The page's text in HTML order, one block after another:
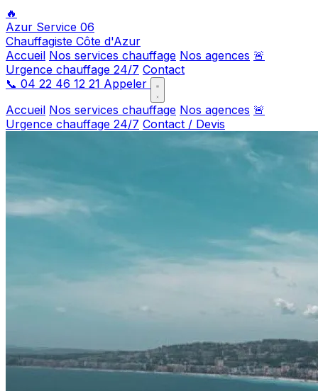
🔥
Azur Service 06
Chauffagiste Côte d'Azur
Accueil Nos services chauffage Nos agences 🚨
Urgence chauffage 24/7 Contact
📞 04 22 46 12 21 Appeler
Accueil Nos services chauffage Nos agences 🚨
Urgence chauffage 24/7 Contact / Devis